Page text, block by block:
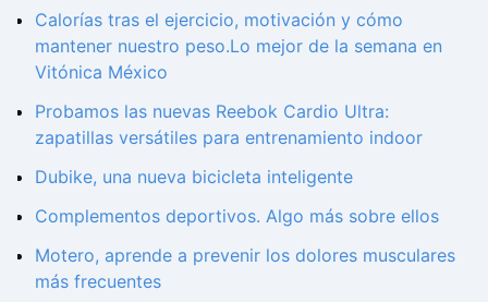
Calorías tras el ejercicio, motivación y cómo
mantener nuestro peso.Lo mejor de la semana en
Vitónica México
Probamos las nuevas Reebok Cardio Ultra:
zapatillas versátiles para entrenamiento indoor
Dubike, una nueva bicicleta inteligente
Complementos deportivos. Algo más sobre ellos
Motero, aprende a prevenir los dolores musculares
más frecuentes